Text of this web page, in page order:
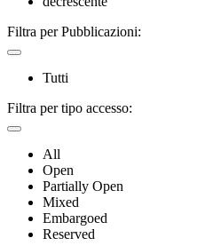
Filtra per Pubblicazioni:
Tutti
Filtra per tipo accesso:
All
Open
Partially Open
Mixed
Embargoed
Reserved